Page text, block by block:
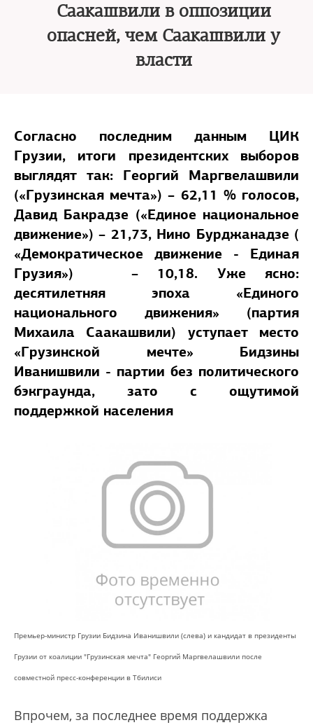
Саакашвили в оппозиции
опасней, чем Саакашвили у
власти
Согласно последним данным ЦИК
Грузии, итоги президентских выборов
выглядят так: Георгий Маргвелашвили
(«Грузинская мечта») – 62,11 % голосов,
Давид Бакрадзе («Единое национальное
движение») – 21,73, Нино Бурджанадзе (
«Демократическое движение - Единая
Грузия») – 10,18. Уже ясно:
десятилетняя эпоха «Единого
национального движения» (партия
Михаила Саакашвили) уступает место
«Грузинской мечте» Бидзины
Иванишвили - партии без политического
бэкграунда, зато с ощутимой
поддержкой населения
Премьер-министр Грузии Бидзина Иванишвили (слева) и кандидат в президенты
Грузии от коалиции "Грузинская мечта" Георгий Маргвелашвили после
совместной пресс-конференции в Тбилиси
Впрочем, за последнее время поддержка